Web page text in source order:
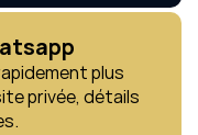
plus
privée, détails